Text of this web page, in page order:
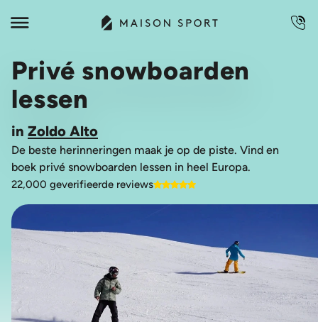
Privé snowboarden
lessen
in Zoldo Alto
De beste herinneringen maak je op de piste. Vind en
boek privé snowboarden lessen in heel Europa.
22,000 geverifieerde reviews